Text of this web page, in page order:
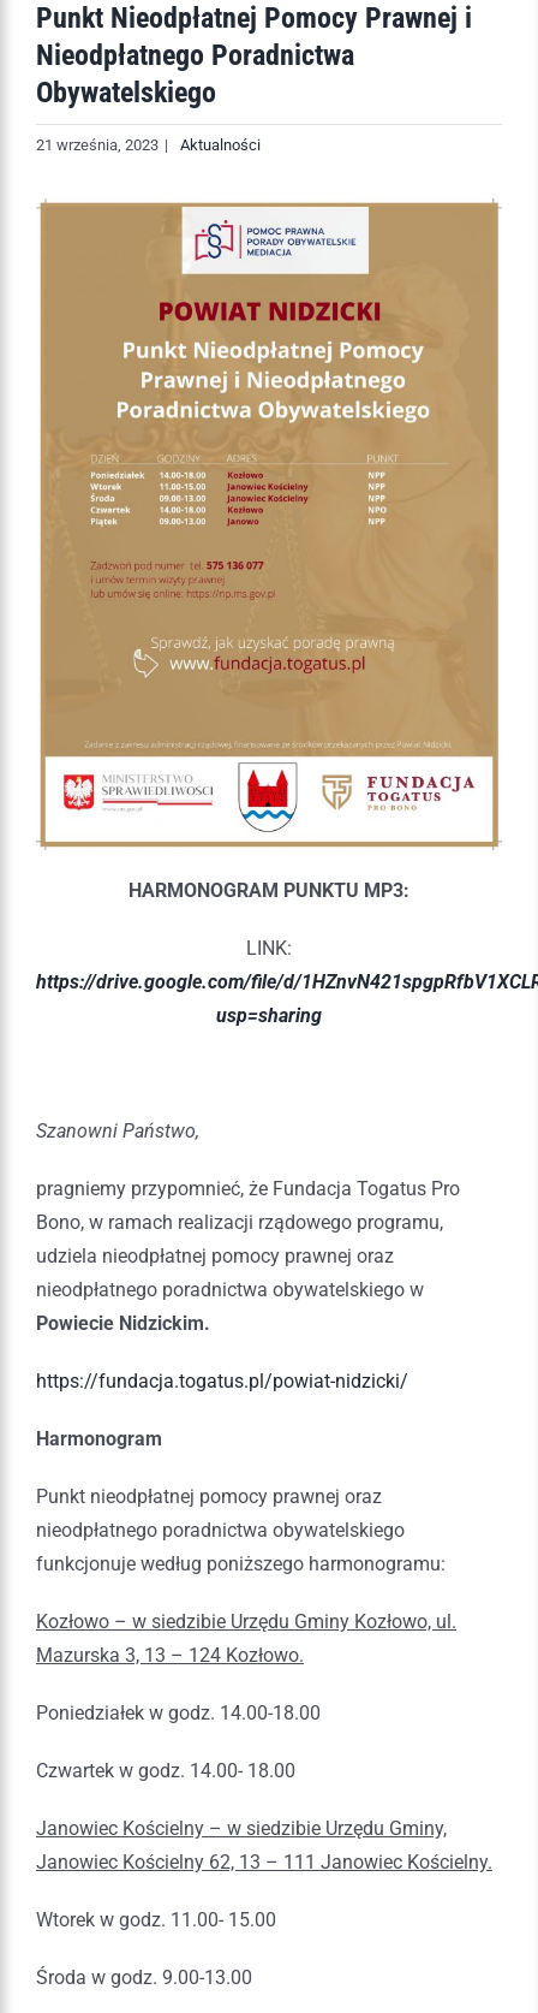
Punkt Nieodpłatnej Pomocy Prawnej i
Nieodpłatnego Poradnictwa
Obywatelskiego
21 września, 2023 | Aktualności
HARMONOGRAM PUNKTU MP3:
LINK:
https://drive.google.com/file/d/
usp=sharing
Szanowni Państwo,
pragniemy przypomnieć, że Fundacja Togatus Pro
Bono, w ramach realizacji rządowego programu,
udziela nieodpłatnej pomocy prawnej oraz
nieodpłatnego poradnictwa obywatelskiego w
Powiecie Nidzickim.
https://fundacja.togatus.pl/powiat-nidzicki/
Harmonogram
Punkt nieodpłatnej pomocy prawnej oraz
nieodpłatnego poradnictwa obywatelskiego
funkcjonuje według poniższego harmonogramu:
Kozłowo – w siedzibie Urzędu Gminy Kozłowo, ul.
Mazurska 3, 13 – 124 Kozłowo.
Poniedziałek w godz. 14.00-18.00
Czwartek w godz. 14.00- 18.00
Janowiec Kościelny – w siedzibie Urzędu Gminy,
Janowiec Kościelny 62, 13 – 111 Janowiec Kościelny.
Wtorek w godz. 11.00- 15.00
Środa w godz. 9.00-13.00